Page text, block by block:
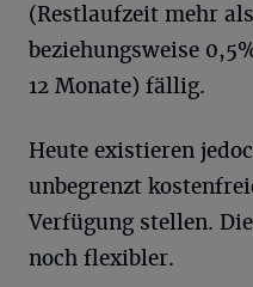
(Restlaufzeit mehr
beziehungsweise
12 Monate) fällig.
Heute existieren
unbegrenzt
Verfügung stellen.
noch flexibler.